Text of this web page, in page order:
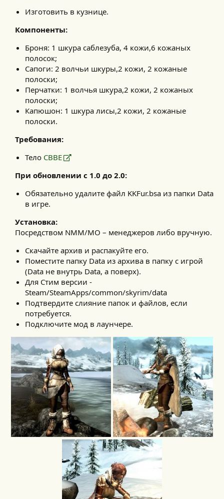
Изготовить в кузнице.
Компоненты:
Броня: 1 шкура саблезуба, 4 кожи,6 кожаных
полосок;
Сапоги: 2 волчьи шкуры,2 кожи, 2 кожаные
полоски;
Перчатки: 1 волчья шкура,2 кожи, 2 кожаных
полоски;
Капюшон: 1 шкура лисы,2 кожи, 2 кожаные
полоски.
Требования:
Тело CBBE
При обновлении с 1.0 до 2.0:
Обязательно удалите файл KKFur.bsa из папки Data
в игре.
Установка:
Посредством NMM/MO – менеджеров либо вручную.​
Скачайте архив и распакуйте его.
Поместите папку Data из архива в папку с игрой
(Data не внутрь Data, а поверх).
Для Стим версии -
Steam/SteamApps/common/skyrim/data
Подтвердите слияние папок и файлов, если
потребуется.
Подключите мод в лаунчере.